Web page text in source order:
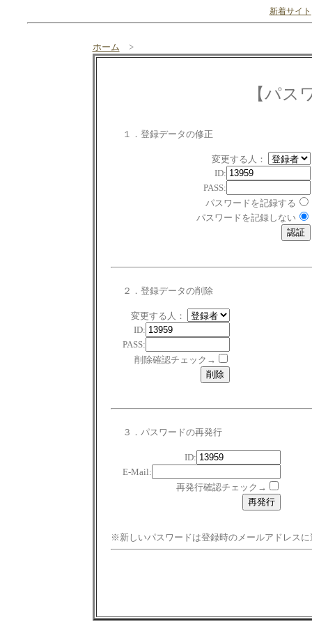
新着サイト
ホーム >
【パス
１．登録データの修正
変更する人：
ID:
PASS:
パスワードを記録する
パスワードを記録しない
２．登録データの削除
変更する人：
ID:
PASS:
削除確認チェック→
３．パスワードの再発行
ID:
E-Mail:
再発行確認チェック→
※新しいパスワードは登録時のメールアドレスに